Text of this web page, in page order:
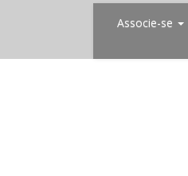
Associe-se